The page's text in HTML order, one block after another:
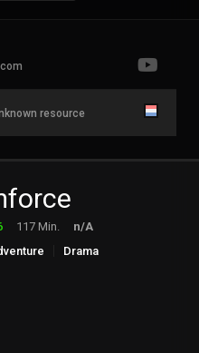
resource
117 Min.
n/A
Drama